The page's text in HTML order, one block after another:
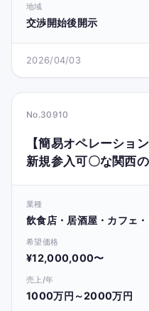
地域
交渉開始後開示
2026/04/03
No.30910
【簡易オペレーショ
新規参入可〇な関西
業種
飲食店・居酒屋・カフェ
希望価格
¥12,000,000〜
売上/年
1000万円～2000万円